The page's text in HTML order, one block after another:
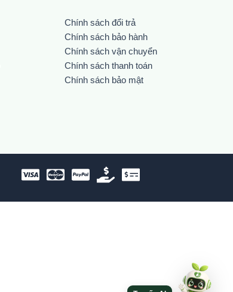
Chính sách đổi trả
Chính sách bảo hành
Chính sách vận chuyển
Chính sách thanh toán
Chính sách bảo mật